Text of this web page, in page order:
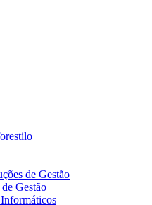
de Gestão
Gestão